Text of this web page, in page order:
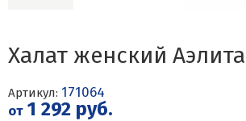
Халат женский Аэлита
Артикул: 171064
от1 292 руб.